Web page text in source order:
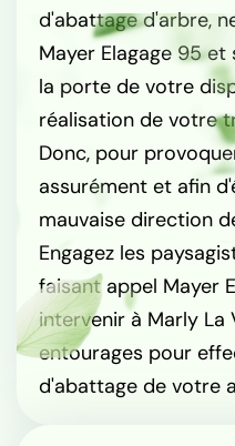
d'abattage d'arbre,
Mayer Elagage 95
la porte de votre
réalisation de votre
Donc, pour
assurément et afin
mauvaise direction
Engagez les
faisant appel Mayer
intervenir à Marly La
entourages pour
d'abattage de votre